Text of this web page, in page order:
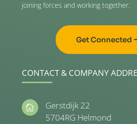
joining forces and working together.
Get Connected
CONTACT & COMPANY

Gerstdijk 22
5704RG Helmond